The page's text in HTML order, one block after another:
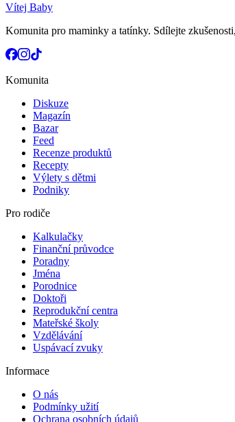
Vítej Baby
Komunita pro maminky a tatínky. Sdílejte
Komunita
Diskuze
Magazín
Bazar
Feed
Recenze produktů
Recepty
Výlety s dětmi
Podniky
Pro rodiče
Kalkulačky
Finanční průvodce
Poradny
Jména
Porodnice
Doktoři
Reprodukční centra
Mateřské školy
Vzdělávání
Uspávací zvuky
Informace
O nás
Podmínky užití
Ochrana osobních údajů